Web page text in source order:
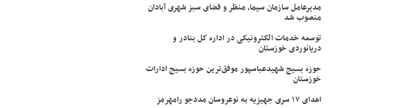
مدیرعامل سازمان سیما، منظر و فضای سبز شهری آبادان
منصوب شد
توسعه خدمات الکترونیکی در اداره کل بنادر و
دریانوردی خوزستان
حوزه بسیج شهیدعباسپور موفق‌ترین حوزه بسیج ادارات
خوزستان
اهدای ۱۷ سری جهیزیه به نوعروسان مددجو رامهرمز